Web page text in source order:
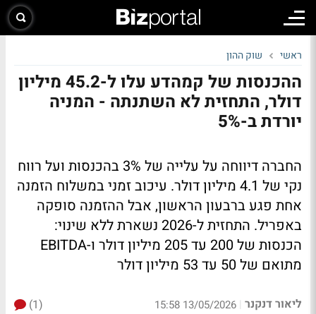
ראשי שוק ההון
ההכנסות של קמהדע עלו ל-45.2 מיליון
דולר, התחזית לא השתנתה - המניה
יורדת ב-5%
החברה דיווחה על עלייה של 3% בהכנסות ועל רווח
נקי של 4.1 מיליון דולר. עיכוב זמני במשלוח הזמנה
אחת פגע ברבעון הראשון, אבל ההזמנה סופקה
באפריל. התחזית ל-2026 נשארת ללא שינוי:
הכנסות של 200 עד 205 מיליון דולר ו-EBITDA
מתואם של 50 עד 53 מיליון דולר
ליאור דנקנר |
13/05/2026 15:58
(1)